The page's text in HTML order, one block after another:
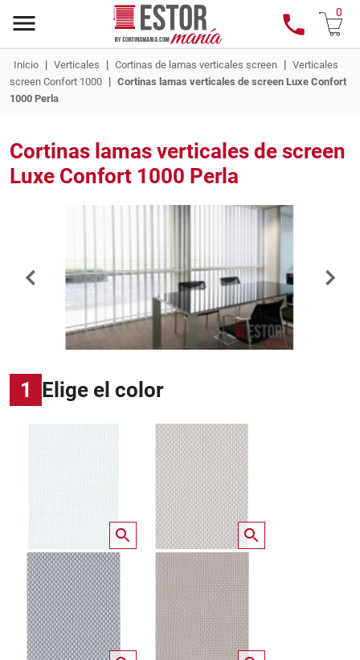
0
Inicio | Verticales | Cortinas de lamas verticales screen | Verticales
screen Confort 1000 | Cortinas lamas verticales de screen Luxe Confort
1000 Perla
Cortinas lamas verticales de screen
Luxe Confort 1000 Perla
1 Elige el color